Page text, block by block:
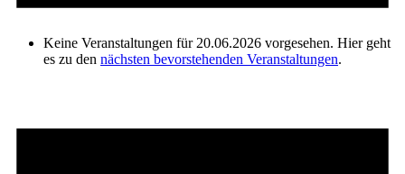
Keine Veranstaltungen für 20.06.2026 vorgesehen. Hier geht
es zu den nächsten bevorstehenden Veranstaltungen.